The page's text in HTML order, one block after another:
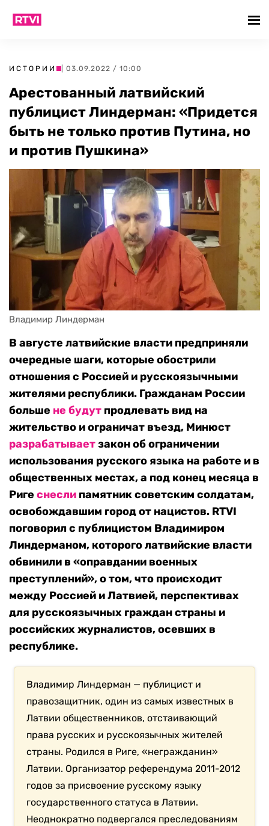
ИСТОРИИ | 03.09.2022 / 10:00
Арестованный латвийский
публицист Линдерман: «Придется
быть не только против Путина, но
и против Пушкина»
Владимир Линдерман
В августе латвийские власти предприняли
очередные шаги, которые обострили
отношения с Россией и русскоязычными
жителями республики. Гражданам России
больше не будут продлевать вид на
жительство и ограничат въезд, Минюст
разрабатываетзакон об ограничении
использования русского языка на работе и в
общественных местах, а под конец месяца в
Риге снесли памятник советским солдатам,
освобождавшим город от нацистов. RTVI
поговорил с публицистом Владимиром
Линдерманом, которого латвийские власти
обвинили в «оправдании военных
преступлений», о том, что происходит
между Россией и Латвией, перспективах
для русскоязычных граждан страны и
российских журналистов, осевших в
республике.
Владимир Линдерман — публицист и
правозащитник, один из самых известных в
Латвии общественников, отстаивающий
права русских и русскоязычных жителей
страны. Родился в Риге, «негражданин»
Латвии. Организатор референдума 2011-2012
годов за присвоение русскому языку
государственного статуса в Латвии.
Неоднократно подвергался преследованиям